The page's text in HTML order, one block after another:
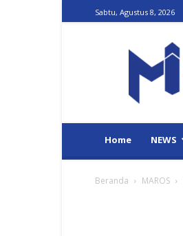
Sabtu, Agustus 8, 2026
Home NEWS
Beranda MAROS